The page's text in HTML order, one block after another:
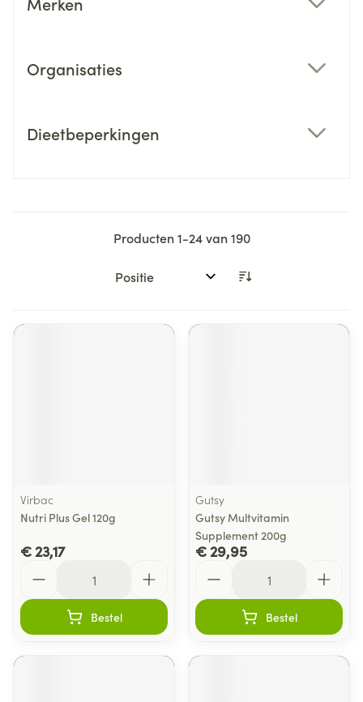
Organisaties
Dieetbeperkingen
Producten1-24van190
Sorteer op:
Virbac
Nutri Plus Gel 120g
€ 23,17
Bestel
Gutsy
Gutsy Multvitamin
Supplement 200g
€ 29,95
Bestel